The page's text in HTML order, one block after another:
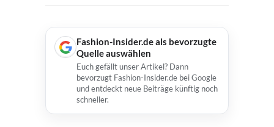
Fashion-Insider.de als bevorzugte
Quelle auswählen
Euch gefällt unser Artikel? Dann
bevorzugt Fashion-Insider.de bei Google
und entdeckt neue Beiträge künftig noch
schneller.